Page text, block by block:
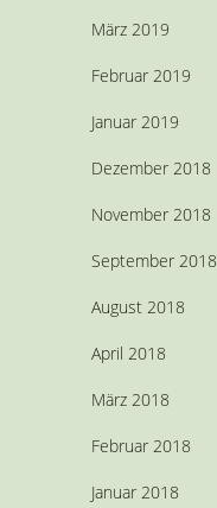
März 2019
Februar 2019
Januar 2019
Dezember 2018
November 2018
September 2018
August 2018
April 2018
März 2018
Februar 2018
Januar 2018